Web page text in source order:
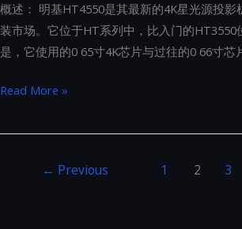
雄
排
位
概述： 明基HT4550是其最新的4K星光源投影
装市场。它位于HT系列中，比入门的HT3550
是，它使用的0 65寸4K芯片与过往的0 66寸芯
明
HT4550
Read More »
← Previous 1 2 3